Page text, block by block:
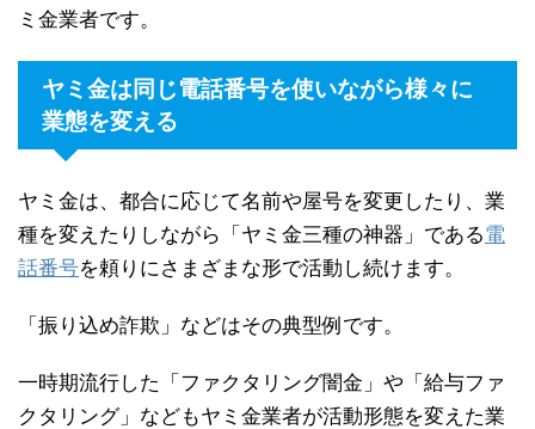
ミ金業者です。
ヤミ金は同じ電話番号を使いながら様々に
業態を変える
ヤミ金は、都合に応じて名前や屋号を変更したり、業
種を変えたりしながら「ヤミ金三種の神器」である電
話番号を頼りにさまざまな形で活動し続けます。
「振り込め詐欺」などはその典型例です。
一時期流行した「ファクタリング闇金」や「給与ファ
クタリング」などもヤミ金業者が活動形態を変えた業